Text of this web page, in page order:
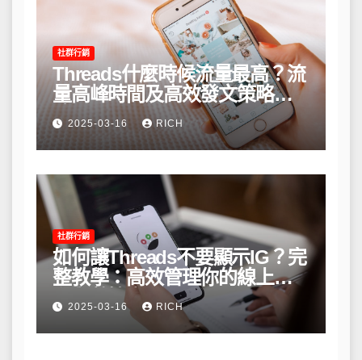
社群行銷
Threads什麼時候流量最高？流
量高峰時間及高效發文策略攻
略2025-03-16 RICH
社群行銷
如何讓Threads不要顯示IG？完
整教學：高效管理你的線上隱
私與數據安全
2025-03-16 RICH